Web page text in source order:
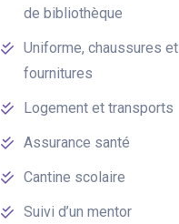
de bibliothèque
Uniforme, chaussures et
fournitures
Logement et transports
Assurance santé
Cantine scolaire
Suivi d’un mentor